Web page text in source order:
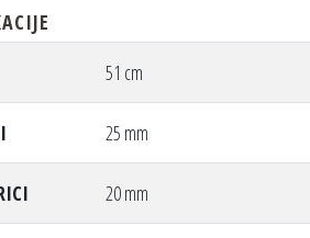
51 cm
25 mm
20 mm